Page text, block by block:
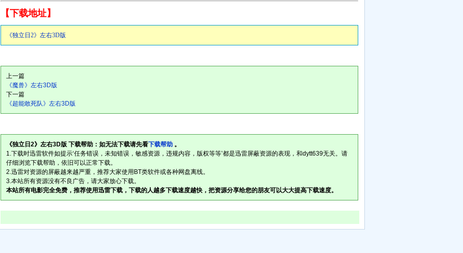
【下载地址】
《独立日2》左右3D版
上一篇
《魔兽》左右3D版
下一篇
《超能敢死队》左右3D版
《独立日2》左右3D版 下载帮助：如无法下载请先看下载帮助 。
1.下载时迅雷软件如提示‘任务错误，未知错误，敏感资源，违规内容，版权等等’都是迅雷屏蔽资源的表现，和dytt639无关。请
仔细浏览下载帮助，依旧可以正常下载。
2.迅雷对资源的屏蔽越来越严重，推荐大家使用BT类软件或各种网盘离线。
3.本站所有资源没有不良广告，请大家放心下载。
本站所有电影完全免费，推荐使用迅雷下载，下载的人越多下载速度越快，把资源分享给您的朋友可以大大提高下载速度。